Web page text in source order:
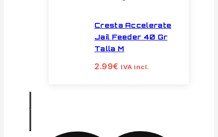
Cresta Accelerate
Jail Feeder 40 Gr
Talla M
2.99€ IVA incl.